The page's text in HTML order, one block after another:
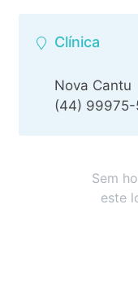
Clínica
Nova Cantu
(44) 99975-
Sem
este